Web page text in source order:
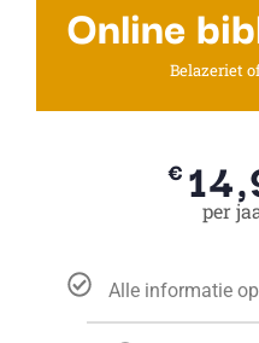
Online
Belazeriet
€
per
Alle informatie